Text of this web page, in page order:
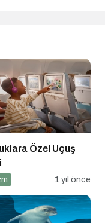
Özel Uçuş
1 yıl önce